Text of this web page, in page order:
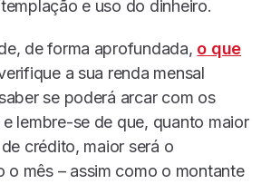
e uso do dinheiro.
de forma aprofundada, o que
a sua renda mensal
se poderá arcar com os
lembre-se de que, quanto maior
crédito, maior será o
o mês – assim como o montante